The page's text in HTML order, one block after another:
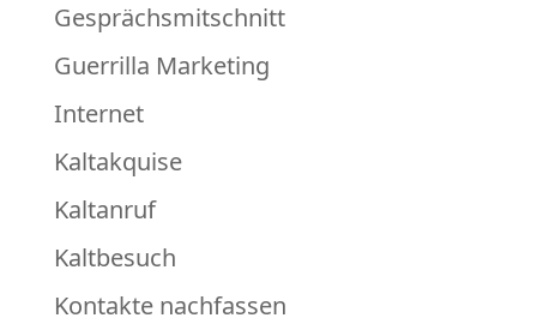
Gesprächsmitschnitt
Guerrilla Marketing
Internet
Kaltakquise
Kaltanruf
Kaltbesuch
Kontakte nachfassen